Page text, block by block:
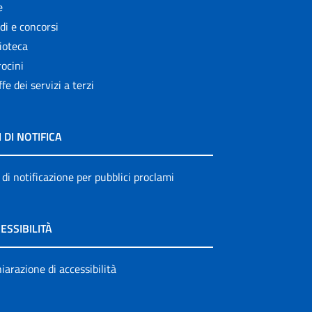
e concorsi
dei servizi a terzi
DI NOTIFICA
notificazione per pubblici proclami
di accessibilità